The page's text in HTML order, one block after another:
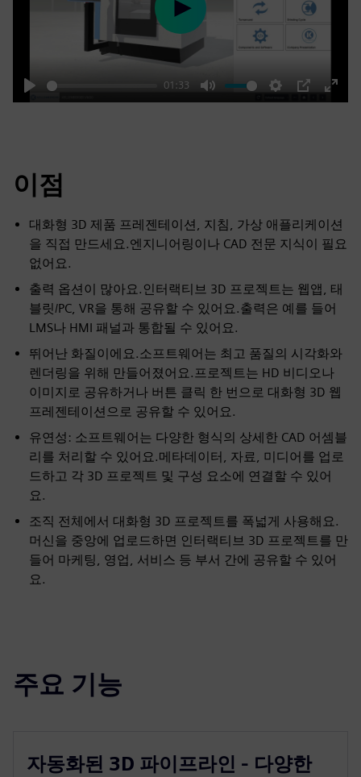
Play
01:33
Mute Settings
PIP
Enter
Play
이점
대화형 3D 제품 프레젠테이션, 지침, 가상 애플리케이션
을 직접 만드세요.엔지니어링이나 CAD 전문 지식이 필요
없어요.
출력 옵션이 많아요.인터랙티브 3D 프로젝트는 웹앱, 태
블릿/PC, VR을 통해 공유할 수 있어요.출력은 예를 들어
LMS나 HMI 패널과 통합될 수 있어요.
뛰어난 화질이에요.소프트웨어는 최고 품질의 시각화와
렌더링을 위해 만들어졌어요.프로젝트는 HD 비디오나
이미지로 공유하거나 버튼 클릭 한 번으로 대화형 3D 웹
프레젠테이션으로 공유할 수 있어요.
유연성: 소프트웨어는 다양한 형식의 상세한 CAD 어셈블
리를 처리할 수 있어요.메타데이터, 자료, 미디어를 업로
드하고 각 3D 프로젝트 및 구성 요소에 연결할 수 있어
요.
조직 전체에서 대화형 3D 프로젝트를 폭넓게 사용해요.
머신을 중앙에 업로드하면 인터랙티브 3D 프로젝트를 만
들어 마케팅, 영업, 서비스 등 부서 간에 공유할 수 있어
요.
주요 기능
자동화된 3D 파이프라인 - 다양한